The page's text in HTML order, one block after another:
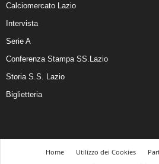
Calciomercato Lazio
Intervista
Serie A
Conferenza Stampa SS.Lazio
Storia S.S. Lazio
Biglietteria
Home Utilizzo dei Cookies